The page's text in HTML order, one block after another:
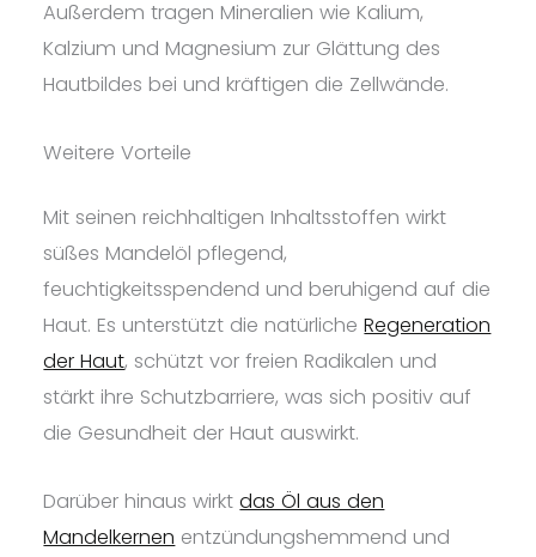
Außerdem tragen Mineralien wie Kalium,
Kalzium und Magnesium zur Glättung des
Hautbildes bei und kräftigen die Zellwände.
Weitere Vorteile
Mit seinen reichhaltigen Inhaltsstoffen wirkt
süßes Mandelöl pflegend,
feuchtigkeitsspendend und beruhigend auf die
Haut. Es unterstützt die natürlicheRegeneration
der Haut, schützt vor freien Radikalen und
stärkt ihre Schutzbarriere, was sich positiv auf
die Gesundheit der Haut auswirkt.
Darüber hinaus wirktdas Öl aus den
Mandelkernen entzündungshemmend und